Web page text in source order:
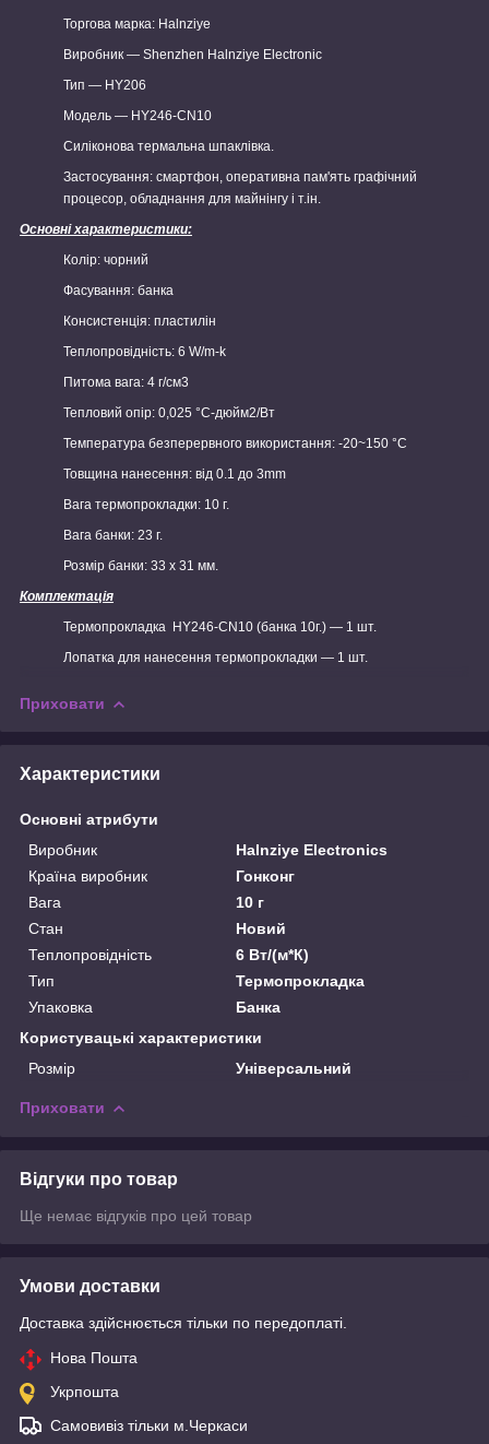
Торгова марка: Halnziye
Виробник — Shenzhen Halnziye Electronic
Тип — HY206
Модель — HY246-CN10
Силіконова термальна шпаклівка.
Застосування: смартфон, оперативна пам'ять графічний
процесор, обладнання для майнінгу і т.ін.
Основні характеристики:
Колір: чорний
Фасування: банка
Консистенція: пластилін
Теплопровідність: 6 W/m-k
Питома вага: 4 г/см3
Тепловий опір: 0,025 °C-дюйм2/Вт
Температура безперервного використання: -20~150 °C
Товщина нанесення: від 0.1 до 3mm
Вага термопрокладки: 10 г.
Вага банки: 23 г.
Розмір банки: 33 х 31 мм.
Комплектація
Термопрокладка HY246-CN10 (банка 10г.) — 1 шт.
Лопатка для нанесення термопрокладки — 1 шт.
Приховати
Характеристики
Основні атрибути
Виробник
Halnziye Electronics
Країна виробник
Гонконг
Вага
10 г
Стан
Новий
Теплопровідність
6 Вт/(м*К)
Тип
Термопрокладка
Упаковка
Банка
Користувацькі характеристики
Розмір
Універсальний
Приховати
Відгуки про товар
Ще немає відгуків про цей товар
Умови доставки
Доставка здійснюється тільки по передоплаті.
Нова Пошта
Укрпошта
Самовивіз тільки м.Черкаси